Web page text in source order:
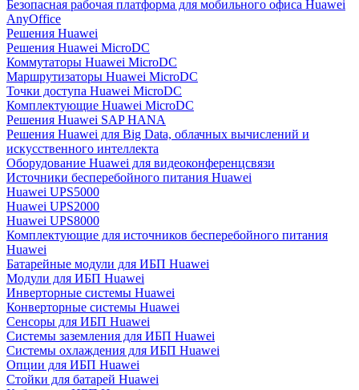
Безопасная рабочая платформа для мобильного офиса Huawei
AnyOffice
Решения Huawei
Решения Huawei MicroDC
Коммутаторы Huawei MicroDC
Маршрутизаторы Huawei MicroDC
Точки доступа Huawei MicroDC
Комплектующие Huawei MicroDC
Решения Huawei SAP HANA
Решения Huawei для Big Data, облачных вычислений и
искусственного интеллекта
Оборудование Huawei для видеоконференцсвязи
Источники бесперебойного питания Huawei
Huawei UPS5000
Huawei UPS2000
Huawei UPS8000
Комплектующие для источников бесперебойного питания
Huawei
Батарейные модули для ИБП Huawei
Модули для ИБП Huawei
Инверторные системы Huawei
Конверторные системы Huawei
Сенсоры для ИБП Huawei
Системы заземления для ИБП Huawei
Системы охлаждения для ИБП Huawei
Опции для ИБП Huawei
Стойки для батарей Huawei